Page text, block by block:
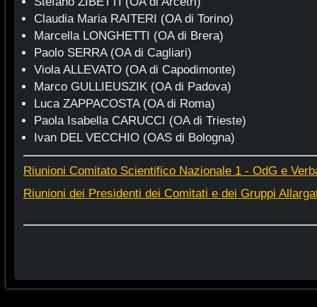
Claudia Maria RAITERI (OA di Torino)
Marcella LONGHETTI (OA di Brera)
Paolo SERRA (OA di Cagliari)
Viola ALLEVATO (OA di Capodimonte)
Marco GULLIEUSZIK (OA di Padova)
Luca ZAPPACOSTA (OA di Roma)
Paola Isabella CARUCCI (OA di Trieste)
Ivan DEL VECCHIO (OAS di Bologna)
Riunioni Comitato Scientifico Nazionale 1 - OdG e
Riunioni dei Presidenti dei Comitati e dei Gruppi